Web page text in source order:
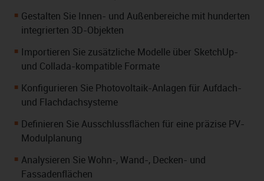
Gestalten Sie Innen- und Außenbereiche mit hunderten
integrierten 3D-Objekten
Importieren Sie zusätzliche Modelle über SketchUp-
und Collada-kompatible Formate
Konfigurieren Sie Photovoltaik-Anlagen für Aufdach-
und Flachdachsysteme
Definieren Sie Ausschlussflächen für eine präzise PV-
Modulplanung
Analysieren Sie Wohn-, Wand-, Decken- und
Fassadenflächen